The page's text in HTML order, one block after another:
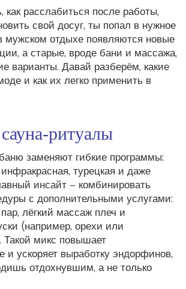
расслабиться после работы,
свой досуг, ты попал в нужное
мужском отдыхе появляются новые
а старые, вроде бани и массажа,
варианты. Давай разберём, какие
и как их легко применить в
заменяют гибкие программы:
турецкая и даже
инсайт – комбинировать
с дополнительными услугами:
лёгкий массаж плеч и
(например, орехи или
Такой микс повышает
и ускоряет выработку эндорфинов,
отдохнувшим, а не только